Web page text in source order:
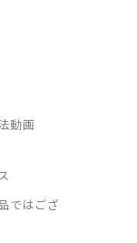
動画
ではござ